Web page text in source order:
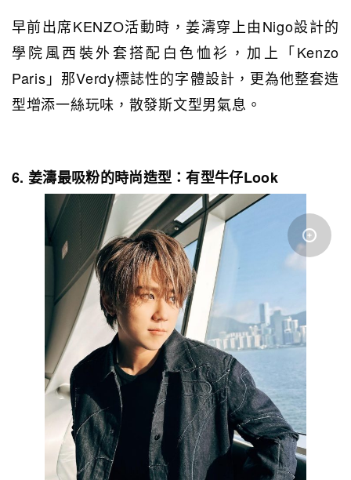
早前出席KENZO活動時，姜濤穿上由Nigo設計的
學院風西裝外套搭配白色恤衫，加上「Kenzo
Paris」那Verdy標誌性的字體設計，更為他整套造
型增添一絲玩味，散發斯文型男氣息。
6. 姜濤最吸粉的時尚造型：有型牛仔Look